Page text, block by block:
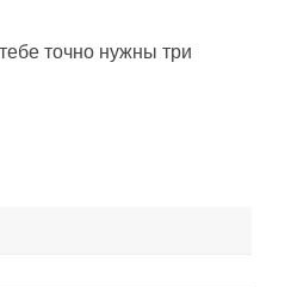
точно нужны три